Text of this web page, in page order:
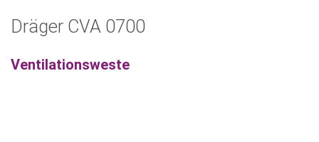
Dräger CVA 0700
Ventilationsweste